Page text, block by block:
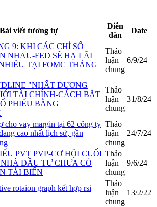
Bài viết tương tự
Diễn
đàn
Date
9: KHI CÁC CHỈ SỐ
NHAU-FED SẼ HẠ LÃI
TẠI FOMC THÁNG
Thảo
luận
chung
6/9/24
"NHẤT DƯƠNG
TÀI CHÍNH-CÁCH BẮT
PHIẾU BẰNG
Thảo
luận
chung
31/8/24
cho vay margin tại 62 công ty
cao nhất lịch sử, gần
Thảo
luận
chung
24/7/24
PVT PVP-CƠ HỘI CUỐI
ĐẦU TƯ CHƯA CÓ
TẢI BIỂN
Thảo
luận
chung
9/6/24
rotaion graph kết hợp rsi
Thảo
luận
chung
13/2/22